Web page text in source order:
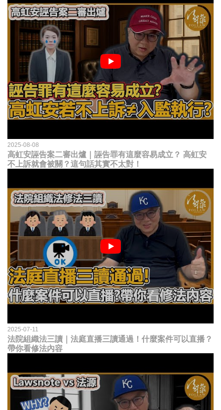
2025-08-08
高虹安誣告案二審出爐｜誣告罪有這麼容易成立？ 高虹安
不上訴就會被關？這句話其實不太對！
2025-07-11
法院組織法三讀｜法庭直播三讀通過！什麼案件可以直播？
帶你看修法內容